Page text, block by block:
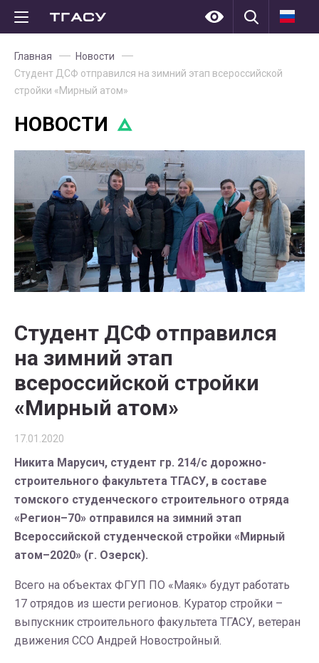
Главная
Новости
Студент ДСФ отправился на зимний этап всероссийской
стройки «Мирный атом»
НОВОСТИ
Студент ДСФ отправился
на зимний этап
всероссийской стройки
«Мирный атом»
17.01.2020
Никита Марусич, студент гр. 214/с дорожно-
строительного факультета ТГАСУ, в составе
томского студенческого строительного отряда
«Регион–70» отправился на зимний этап
Всероссийской студенческой стройки «Мирный
атом–2020» (г. Озерск).
Всего на объектах ФГУП ПО «Маяк» будут работать
17 отрядов из шести регионов. Куратор стройки –
выпускник строительного факультета ТГАСУ, ветеран
движения ССО Андрей Новостройный.